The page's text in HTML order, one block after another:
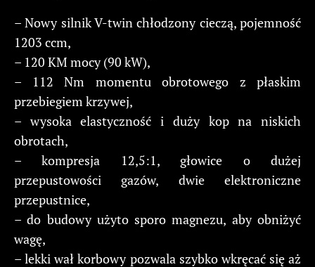
– Nowy silnik V-twin chłodzony cieczą, pojemność
1203 ccm,
– 120 KM mocy (90 kW),
– 112 Nm momentu obrotowego z płaskim
przebiegiem krzywej,
– wysoka elastyczność i duży kop na niskich
obrotach,
– kompresja 12,5:1, głowice o dużej
przepustowości gazów, dwie elektroniczne
przepustnice,
– do budowy użyto sporo magnezu, aby obniżyć
wagę,
– lekki wał korbowy pozwala szybko wkręcać się aż